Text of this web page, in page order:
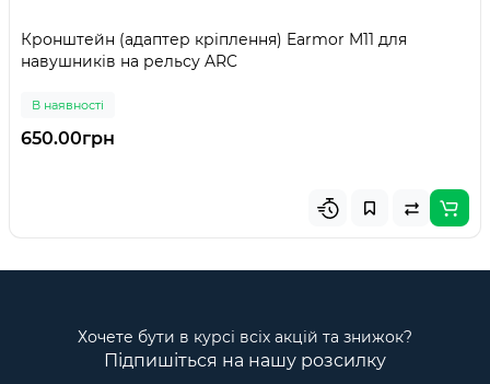
Кронштейн (адаптер кріплення) Earmor M11 для
навушників на рельсу ARC
В наявності
650.00грн
Хочете бути в курсі всіх акцій та знижок?
Підпишіться на нашу розсилку